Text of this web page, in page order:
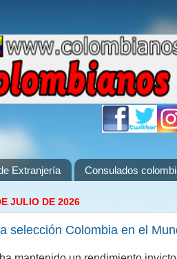
Extranjería Consulados
JULIO DE 2026
selección Colombia en el